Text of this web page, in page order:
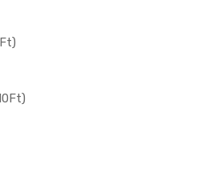
Ft)
Ft)